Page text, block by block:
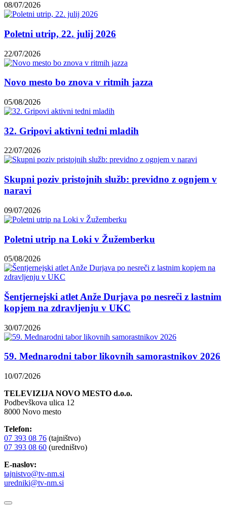
08/07/2026
Poletni utrip, 22. julij 2026
22/07/2026
Novo mesto bo znova v ritmih jazza
05/08/2026
32. Gripovi aktivni tedni mladih
22/07/2026
Skupni poziv pristojnih služb: previdno z ognjem v
naravi
09/07/2026
Poletni utrip na Loki v Žužemberku
05/08/2026
Šentjernejski atlet Anže Durjava po nesreči z lastnim
kopjem na zdravljenju v UKC
30/07/2026
59. Mednarodni tabor likovnih samorastnikov 2026
10/07/2026
TELEVIZIJA NOVO MESTO d.o.o.
Podbevškova ulica 12
8000 Novo mesto
Telefon:
07 393 08 76 (tajništvo)
07 393 08 60 (uredništvo)
E-naslov:
tajnistvo@tv-nm.si
uredniki@tv-nm.si